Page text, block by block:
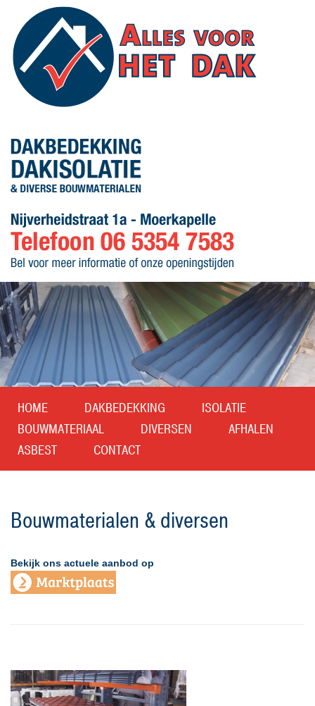
HOME DAKBEDEKKING
ISOLATIE
BOUWMATERIAAL
DIVERSEN
AFHALEN
ASBEST
CONTACT
Bouwmaterialen & diversen
Bekijk ons actuele aanbod op